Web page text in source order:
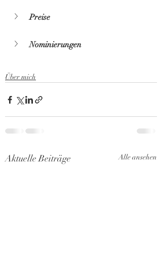
Preise
Nominierungen
Über mich
Aktuelle Beiträge Alle ansehen